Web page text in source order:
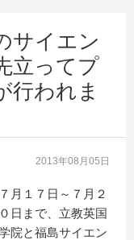
サイエン
立ってプ
行われま
2013年08月05日
７月１７日～７月２
０日まで、立教英国
院と福島サイエン